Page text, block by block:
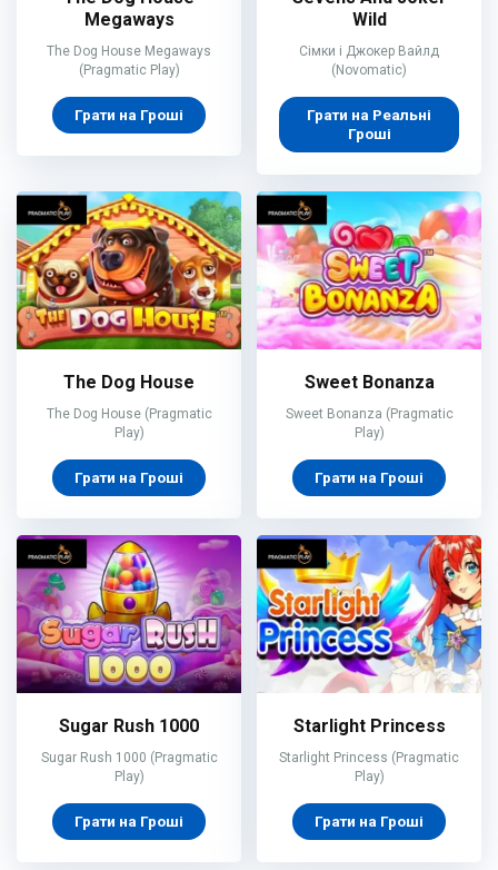
Megaways
The Dog House Megaways
(Pragmatic Play)
Грати на Гроші
Wild
Сімки і Джокер Вайлд
(Novomatic)
Грати на Реальні
Гроші
The Dog House
The Dog House (Pragmatic
Play)
Грати на Гроші
Sweet Bonanza
Sweet Bonanza (Pragmatic
Play)
Грати на Гроші
Sugar Rush 1000
Sugar Rush 1000 (Pragmatic
Play)
Грати на Гроші
Starlight Princess
Starlight Princess (Pragmatic
Play)
Грати на Гроші